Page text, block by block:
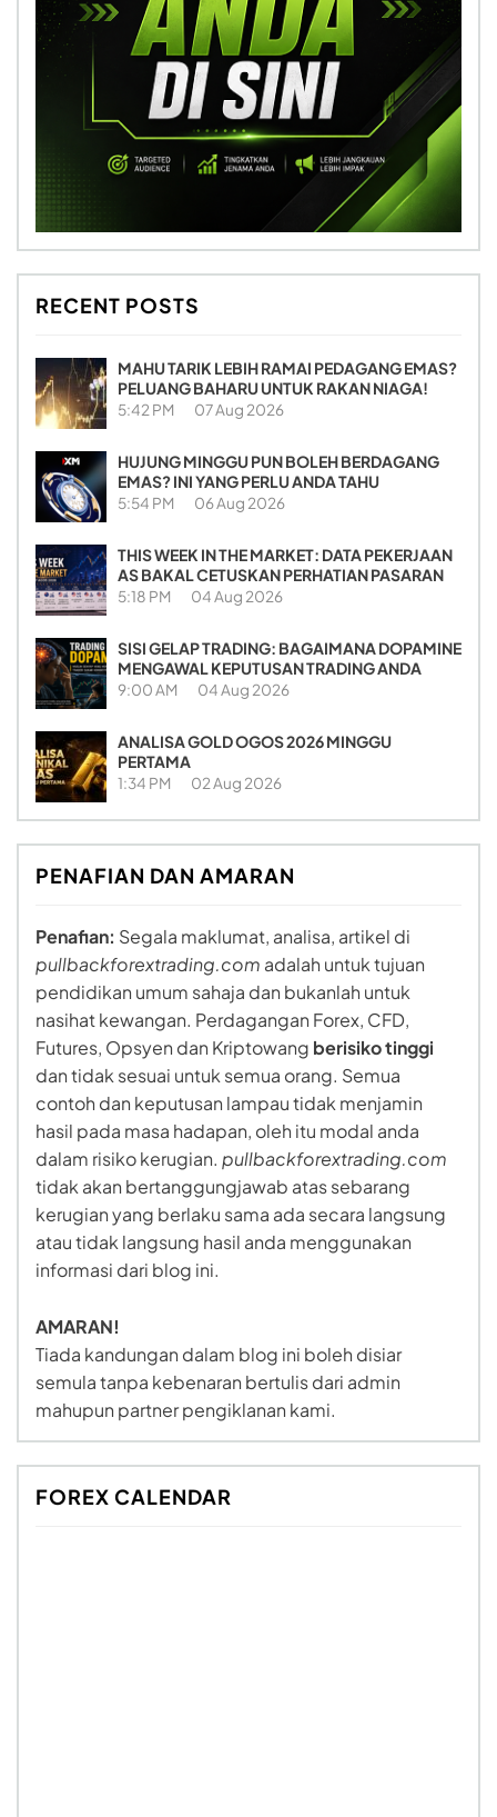
RECENT POSTS
MAHU TARIK LEBIH RAMAI PEDAGANG EMAS?
PELUANG BAHARU UNTUK RAKAN NIAGA!
5:42 PM 07 Aug 2026
HUJUNG MINGGU PUN BOLEH BERDAGANG
EMAS? INI YANG PERLU ANDA TAHU
5:54 PM 06 Aug 2026
THIS WEEK IN THE MARKET: DATA PEKERJAAN
AS BAKAL CETUSKAN PERHATIAN PASARAN
5:18 PM 04 Aug 2026
SISI GELAP TRADING: BAGAIMANA DOPAMINE
MENGAWAL KEPUTUSAN TRADING ANDA
9:00 AM 04 Aug 2026
ANALISA GOLD OGOS 2026 MINGGU
PERTAMA
1:34 PM 02 Aug 2026
PENAFIAN DAN AMARAN
Penafian: Segala maklumat, analisa, artikel di
pullbackforextrading.com adalah untuk tujuan
pendidikan umum sahaja dan bukanlah untuk
nasihat kewangan. Perdagangan Forex, CFD,
Futures, Opsyen dan Kriptowang berisiko tinggi
dan tidak sesuai untuk semua orang. Semua
contoh dan keputusan lampau tidak menjamin
hasil pada masa hadapan, oleh itu modal anda
dalam risiko kerugian. pullbackforextrading.com
tidak akan bertanggungjawab atas sebarang
kerugian yang berlaku sama ada secara langsung
atau tidak langsung hasil anda menggunakan
informasi dari blog ini.
AMARAN!
Tiada kandungan dalam blog ini boleh disiar
semula tanpa kebenaran bertulis dari admin
mahupun partner pengiklanan kami.
FOREX CALENDAR